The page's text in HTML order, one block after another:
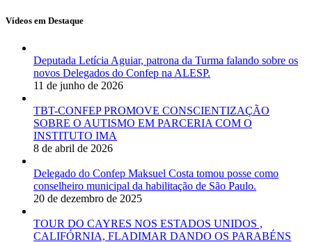
Vídeos em Destaque
Deputada Letícia Aguiar, patrona da Turma falando sobre os
novos Delegados do Confep na ALESP.
11 de junho de 2026
TBT-CONFEP PROMOVE CONSCIENTIZAÇÃO
SOBRE O AUTISMO EM PARCERIA COM O
INSTITUTO IMA
8 de abril de 2026
Delegado do Confep Maksuel Costa tomou posse como
conselheiro municipal da habilitação de São Paulo.
20 de dezembro de 2025
TOUR DO CAYRES NOS ESTADOS UNIDOS ,
CALIFÓRNIA, FLADIMAR DANDO OS PARABÉNS